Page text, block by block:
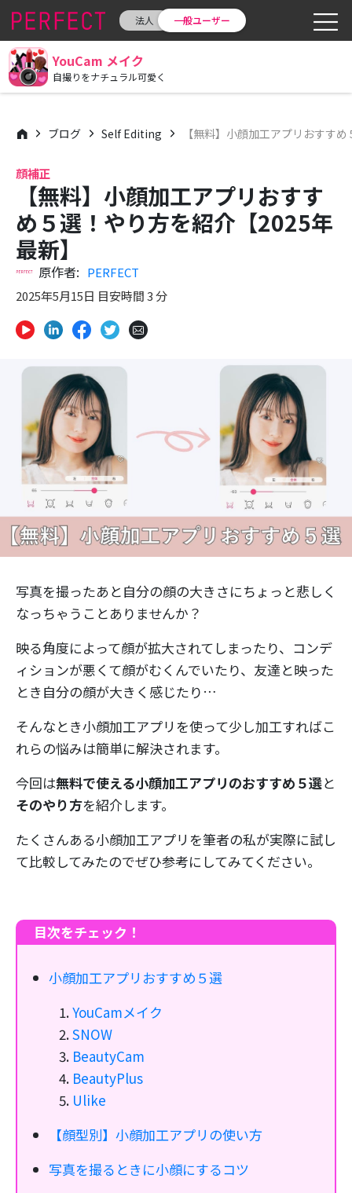
法人 一般ユーザー
YouCam メイク
自撮りをナチュラル可愛く
ブログ Self Editing 【無料】小顔加工アプリおすす
顔補正
【無料】小顔加工アプリおすす
め５選！やり方を紹介【2025年
最新】
原作者: PERFECT
2025年5月15日 目安時間 3 分
写真を撮ったあと自分の顔の大きさにちょっと悲しく
なっちゃうことありませんか？
映る角度によって顔が拡大されてしまったり、コンデ
ィションが悪くて顔がむくんでいたり、友達と映った
とき自分の顔が大きく感じたり…
そんなとき小顔加工アプリを使って少し加工すればこ
れらの悩みは簡単に解決されます。
今回は無料で使える小顔加工アプリのおすすめ５選と
そのやり方を紹介します。
たくさんある小顔加工アプリを筆者の私が実際に試し
て比較してみたのでぜひ参考にしてみてください。
目次をチェック！
小顔加工アプリおすすめ５選
YouCamメイク
SNOW
BeautyCam
BeautyPlus
Ulike
【顔型別】小顔加工アプリの使い方
写真を撮るときに小顔にするコツ